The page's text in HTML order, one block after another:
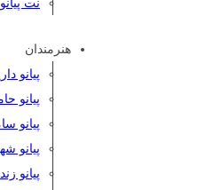
هنرمندان
پیانو
پیانو
پیانو
پیانو
پیانو